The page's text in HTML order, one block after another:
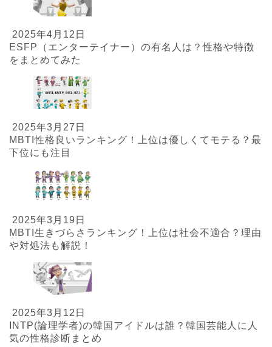
2025年4月12日
ESFP（エンターテイナー）の有名人は？性格や特徴
をまとめてみた
2025年3月27日
MBTI性格良いランキング！上位は優しくてモテる？最
下位にも注目
2025年3月19日
MBTI生きづらさランキング！上位は社会不適合？理由
や対処法も解説！
2025年3月12日
INTP(論理学者)の韓国アイドルは誰？韓国芸能人に人
気の性格診断まとめ